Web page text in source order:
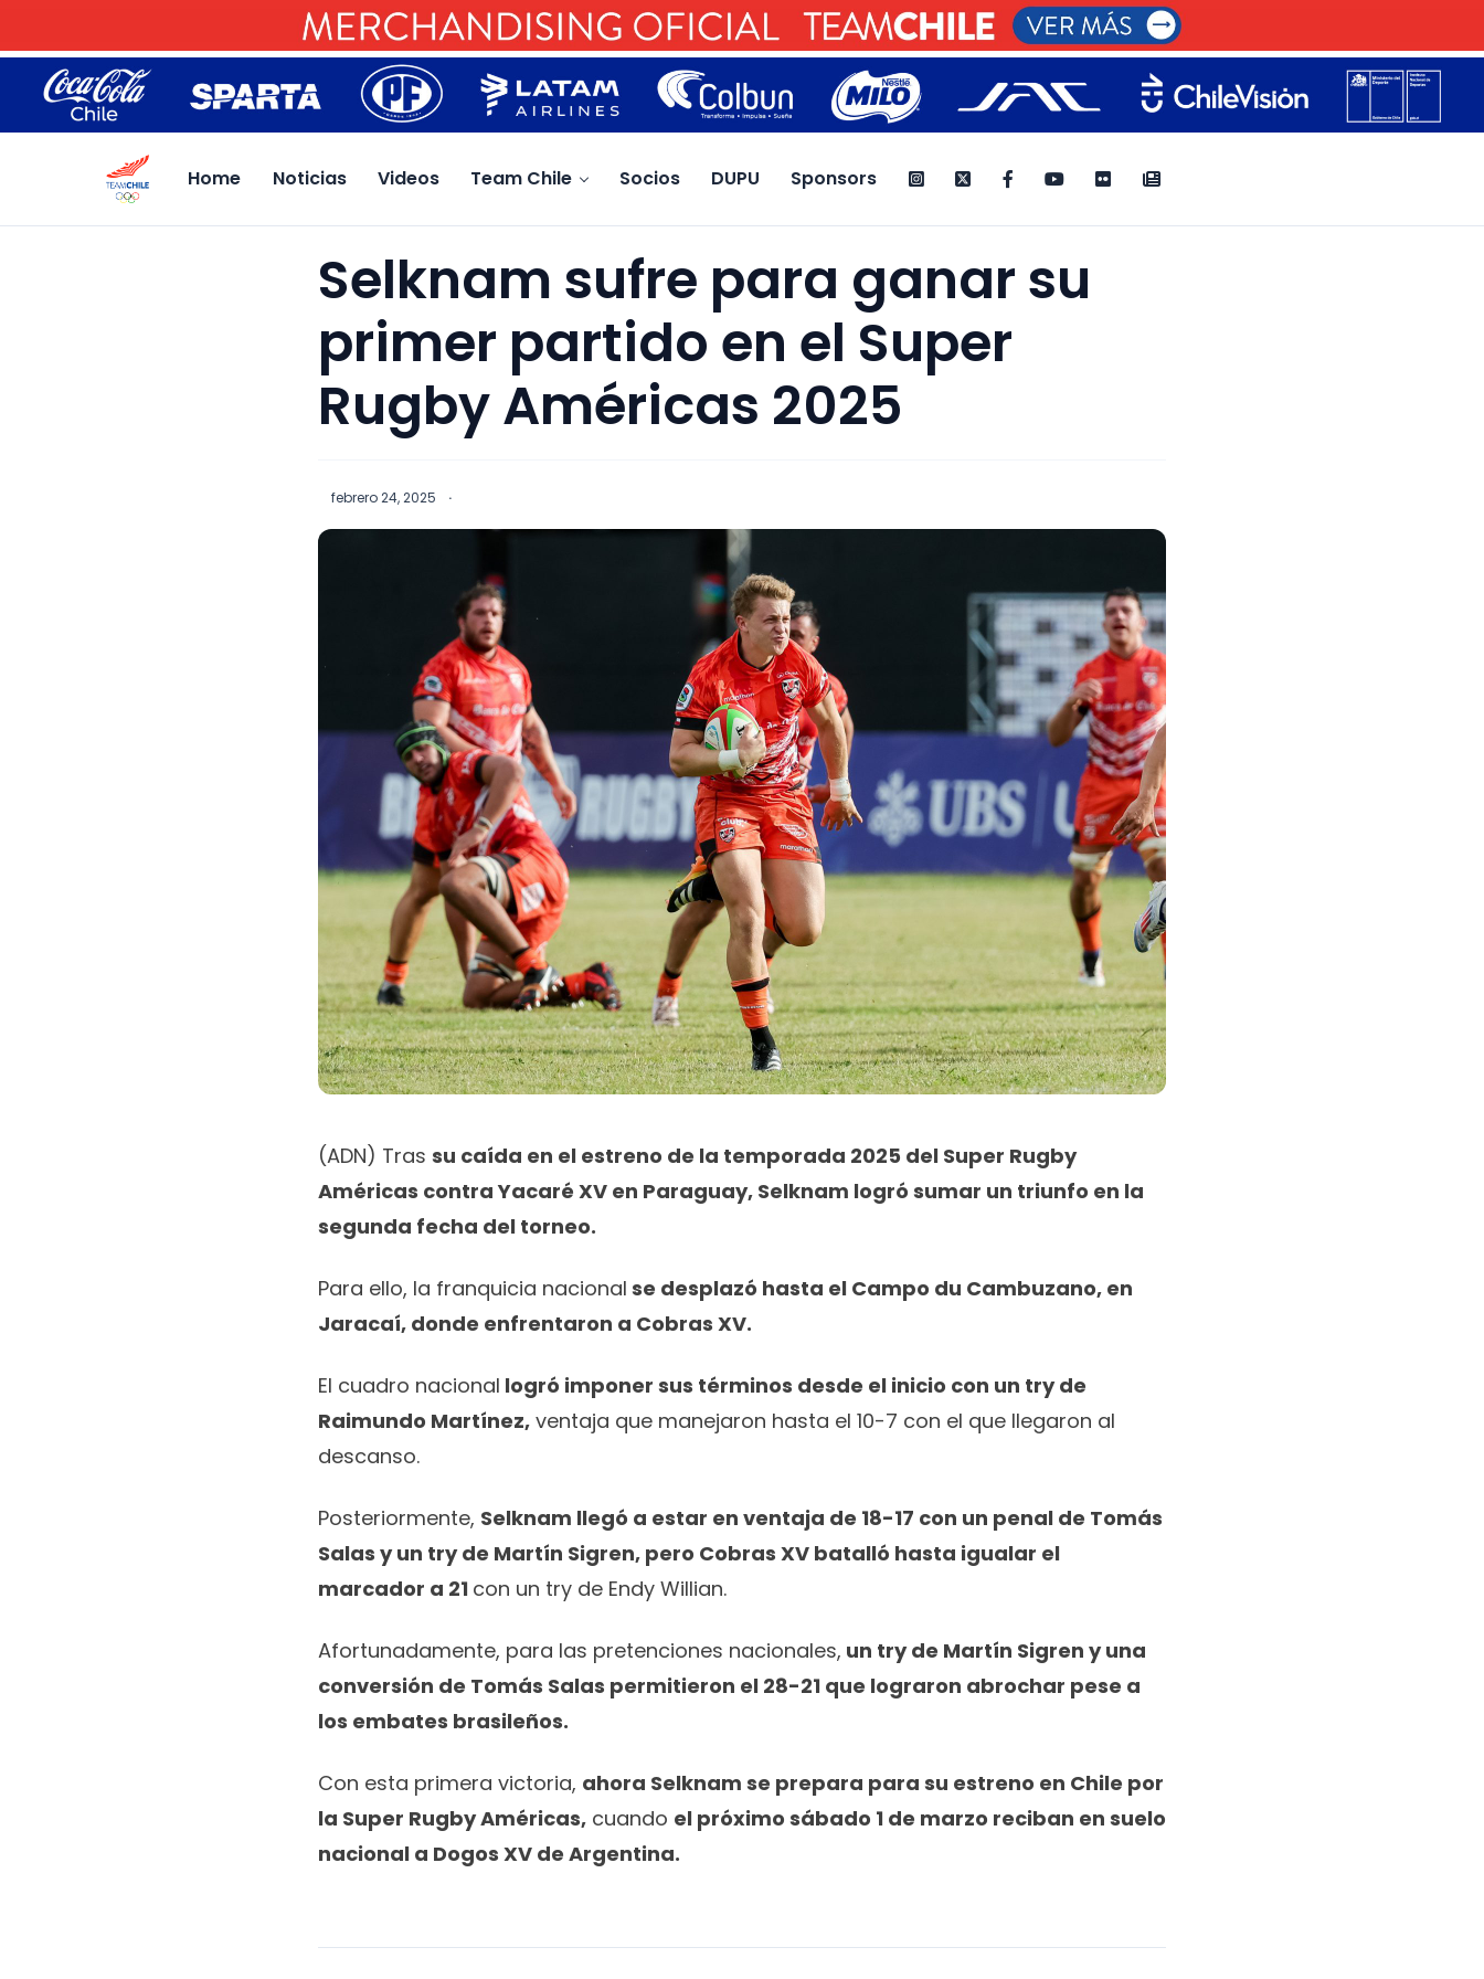
Home Noticias Videos Team Chile Socios DUPU Sponsors
Selknam sufre para ganar su
primer partido en el Super
Rugby Américas 2025
febrero 24, 2025 ·
(ADN) Tras su caída en el estreno de la temporada 2025 del Super Rugby
Américas contra Yacaré XV en Paraguay, Selknam logró sumar un triunfo en la
segunda fecha del torneo.
Para ello, la franquicia nacional se desplazó hasta el Campo du Cambuzano, en
Jaracaí, donde enfrentaron a Cobras XV.
El cuadro nacional logró imponer sus términos desde el inicio con un try de
Raimundo Martínez, ventaja que manejaron hasta el 10-7 con el que llegaron al
descanso.
Posteriormente, Selknam llegó a estar en ventaja de 18-17 con un penal de Tomás
Salas y un try de Martín Sigren, pero Cobras XV batalló hasta igualar el
marcador a 21 con un try de Endy Willian.
Afortunadamente, para las pretenciones nacionales, un try de Martín Sigren y una
conversión de Tomás Salas permitieron el 28-21 que lograron abrochar pese a
los embates brasileños.
Con esta primera victoria, ahora Selknam se prepara para su estreno en Chile por
la Super Rugby Américas, cuando el próximo sábado 1 de marzo reciban en suelo
nacional a Dogos XV de Argentina.